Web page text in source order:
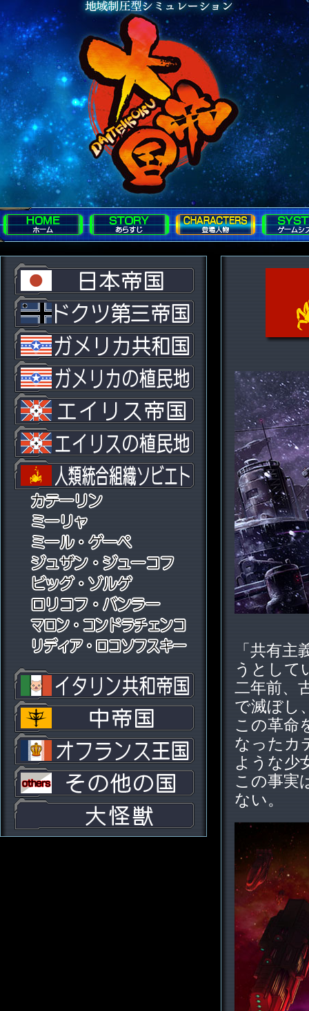
「共有
うとして
二年前、
で滅ぼし
この革命
なったカ
ような少
この事実
ない。